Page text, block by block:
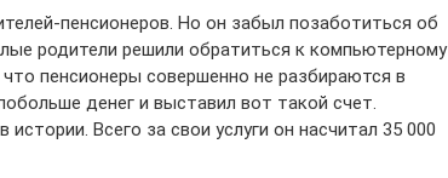
пенсионеров. Но он забыл позаботиться об
родители решили обратиться к компьютерному
пенсионеры совершенно не разбираются в
денег и выставил вот такой счет.
Всего за свои услуги он насчитал 35 000